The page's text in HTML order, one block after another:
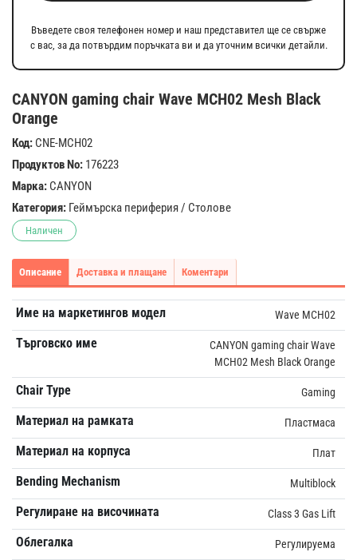
CANYON gaming chair Wave MCH02 Mesh Black
Orange
Код: CNE-MCH02
Продуктов No: 176223
Марка: CANYON
Категория: Геймърска периферия / Столове
Наличен
Въведете своя телефонен номер и наш представител ще се свърже
с вас, за да потвърдим поръчката ви и да уточним всички детайли.
Описание Доставка и плащане Коментари
Име на маркетингов модел Wave MCH02
Търговско име
CANYON gaming chair Wave
MCH02 Mesh Black Orange
Chair Type Gaming
Материал на рамката Пластмаса
Материал на корпуса Плат
Bending Mechanism Multiblock
Регулиране на височината Class 3 Gas Lift
Облегалка Регулируема